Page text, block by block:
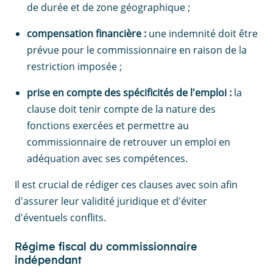
de durée et de zone géographique ;
compensation financière : une indemnité doit être
prévue pour le commissionnaire en raison de la
restriction imposée ;
prise en compte des spécificités de l'emploi : la
clause doit tenir compte de la nature des
fonctions exercées et permettre au
commissionnaire de retrouver un emploi en
adéquation avec ses compétences.
Il est crucial de rédiger ces clauses avec soin afin
d'assurer leur validité juridique et d'éviter
d'éventuels conflits.
Régime fiscal du commissionnaire
indépendant